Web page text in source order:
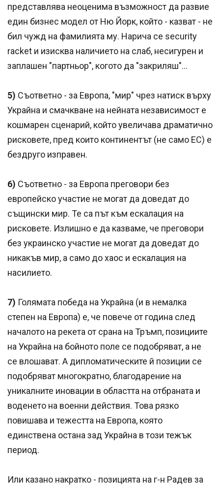
представлява неоценима възможност да развие
един бизнес модел от Ню Йорк, който - казват - не
бил чужд на фамилията му. Нарича се security
racket и изисква наличието на слаб, несигурен и
заплашен "партньор", когото да "закриляш"...
5) Съответно - за Европа, "мир" чрез натиск върху
Украйна и смачкване на нейната независимост е
кошмарен сценарий, който увеличава драматично
рисковете, пред които континентът (не само ЕС) е
бездруго изправен.
6) Съответно - за Европа преговори без
европейско участие не могат да доведат до
същински мир. Те са път към ескалация на
рисковете. Излишно е да казваме, че преговори
без украинско участие не могат да доведат до
никакъв мир, а само до хаос и ескалация на
насилието.
7) Голямата победа на Украйна (и в немалка
степен на Европа) е, че повече от година след
началото на рекета от срана на Тръмп, позициите
на Украйна на бойното поле се подобряват, а не
се влошават. А дипломатическите й позиции се
подобряват многократно, благодарение на
уникалните иновации в областта на отбраната и
воденето на военни действия. Това рязко
повишава и тежестта на Европа, която
единствена остана зад Украйна в този тежък
период.
Или казано накратко - позицията на г-н Радев за